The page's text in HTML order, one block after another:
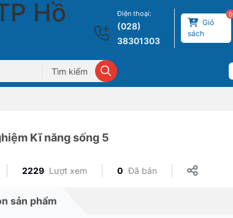
Điện thoại:
(028)
38301303
0
Giỏ
sách
Tìm kiếm
Kĩ năng sống 5
2229 Lượt xem 0 Đã bán
sản phẩm